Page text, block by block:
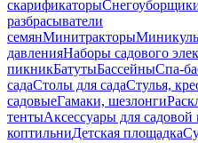
скарификаторы
разбрасыватели
семянМинитракторы
давленияНаборы садового
пикникБатутыБассейныСпа-
садаСтолы для садаСтулья,
садовыеГамаки, шезлонги
тентыАксессуары для садовой
коптильниДетская площадка